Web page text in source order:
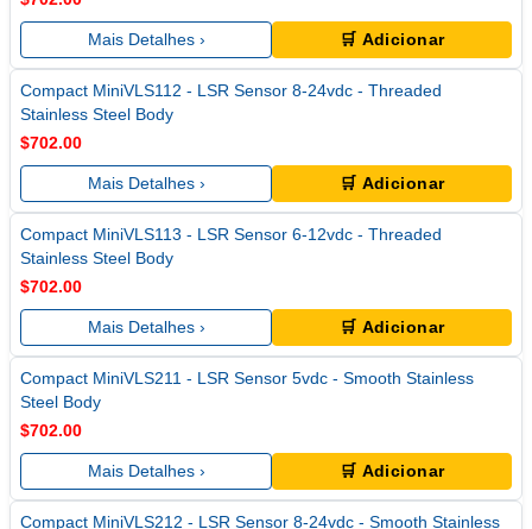
Mais Detalhes › 🛒 Adicionar
Compact MiniVLS112 - LSR Sensor 8-24vdc - Threaded
Stainless Steel Body
$702.00
Mais Detalhes › 🛒 Adicionar
Compact MiniVLS113 - LSR Sensor 6-12vdc - Threaded
Stainless Steel Body
$702.00
Mais Detalhes › 🛒 Adicionar
Compact MiniVLS211 - LSR Sensor 5vdc - Smooth Stainless
Steel Body
$702.00
Mais Detalhes › 🛒 Adicionar
Compact MiniVLS212 - LSR Sensor 8-24vdc - Smooth Stainless